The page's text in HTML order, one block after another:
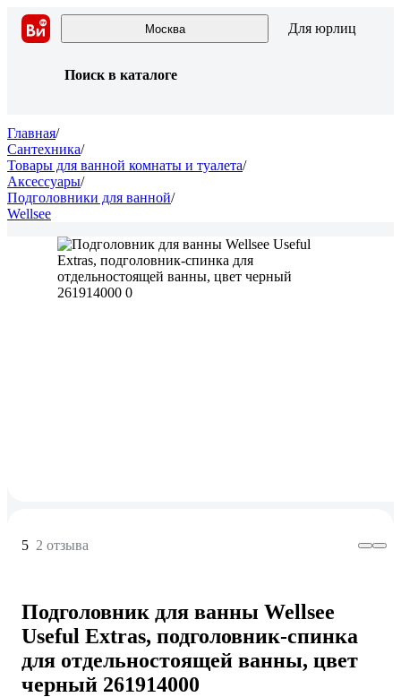
Москва Для юрлиц
Поиск в каталоге
Главная/
Сантехника/
Товары для ванной комнаты и туалета/
Аксессуары/
Подголовники для ванной/
Wellsee
5 2 отзыва
Подголовник для ванны Wellsee
Useful Extras, подголовник-спинка
для отдельностоящей ванны, цвет
черный 261914000